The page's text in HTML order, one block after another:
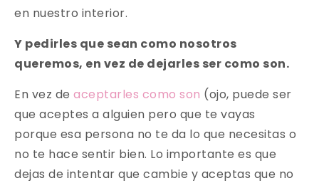
en nuestro interior.
Y pedirles que sean como nosotros
queremos, en vez de dejarles ser como son.
En vez de aceptarles como son (ojo, puede ser
que aceptes a alguien pero que te vayas
porque esa persona no te da lo que necesitas o
no te hace sentir bien. Lo importante es que
dejas de intentar que cambie y aceptas que no